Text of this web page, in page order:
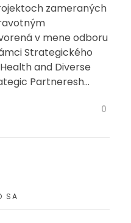
zameraných
v mene odboru
Strategického
and Diverse
Partneresh...
0
SA